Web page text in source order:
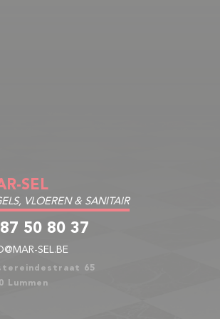
SEL
VLOEREN & SANITAIR
50 80 37
SEL.BE
65
Lummen